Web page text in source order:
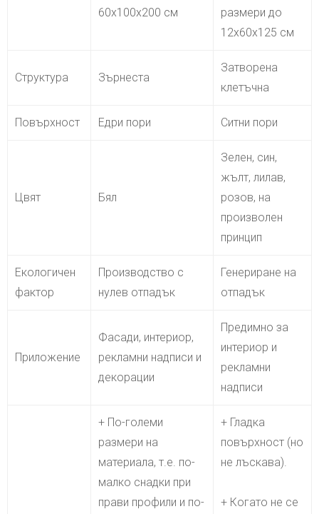
60х100х200 см
размери до
12х60х125 см
Структура Зърнеста
Затворена
клетъчна
Повърхност Едри пори Ситни пори
Цвят Бял
Зелен, син,
жълт, лилав,
розов, на
произволен
принцип
Екологичен
фактор
Производство с
нулев отпадък
Генериране на
отпадък
Приложение
Фасади, интериор,
рекламни надписи и
декорации
Предимно за
интериор и
рекламни
надписи
+ По-големи
размери на
материала, т.е. по-
малко снадки при
прави профили и по-
+ Гладка
повърхност (но
не лъскава).
+ Когато не се